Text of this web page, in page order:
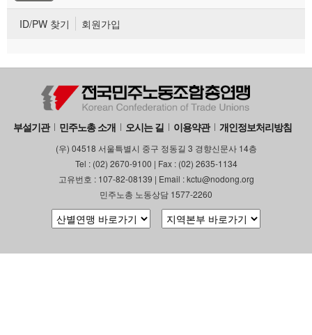
ID/PW 찾기 회원가입
부설기관 민주노총 소개 오시는 길 이용약관 개인정보처리방침
(우) 04518 서울특별시 중구 정동길 3 경향신문사 14층
Tel : (02) 2670-9100 | Fax : (02) 2635-1134
고유번호 : 107-82-08139 | Email : kctu@nodong.org
민주노총 노동상담 1577-2260